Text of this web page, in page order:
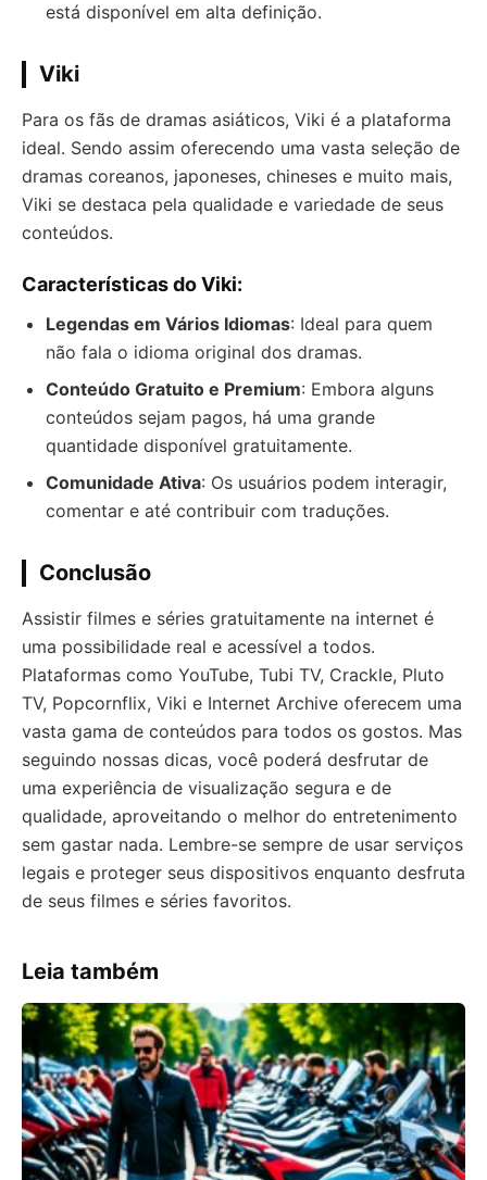
está disponível em alta definição.
Viki
Para os fãs de dramas asiáticos, Viki é a plataforma
ideal. Sendo assim oferecendo uma vasta seleção de
dramas coreanos, japoneses, chineses e muito mais,
Viki se destaca pela qualidade e variedade de seus
conteúdos.
Características do Viki:
Legendas em Vários Idiomas: Ideal para quem
não fala o idioma original dos dramas.
Conteúdo Gratuito e Premium: Embora alguns
conteúdos sejam pagos, há uma grande
quantidade disponível gratuitamente.
Comunidade Ativa: Os usuários podem interagir,
comentar e até contribuir com traduções.
Conclusão
Assistir filmes e séries gratuitamente na internet é
uma possibilidade real e acessível a todos.
Plataformas como YouTube, Tubi TV, Crackle, Pluto
TV, Popcornflix, Viki e Internet Archive oferecem uma
vasta gama de conteúdos para todos os gostos. Mas
seguindo nossas dicas, você poderá desfrutar de
uma experiência de visualização segura e de
qualidade, aproveitando o melhor do entretenimento
sem gastar nada. Lembre-se sempre de usar serviços
legais e proteger seus dispositivos enquanto desfruta
de seus filmes e séries favoritos.
Leia também